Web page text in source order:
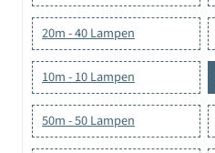
20m - 40 Lampen
10m - 10 Lampen
50m - 50 Lampen